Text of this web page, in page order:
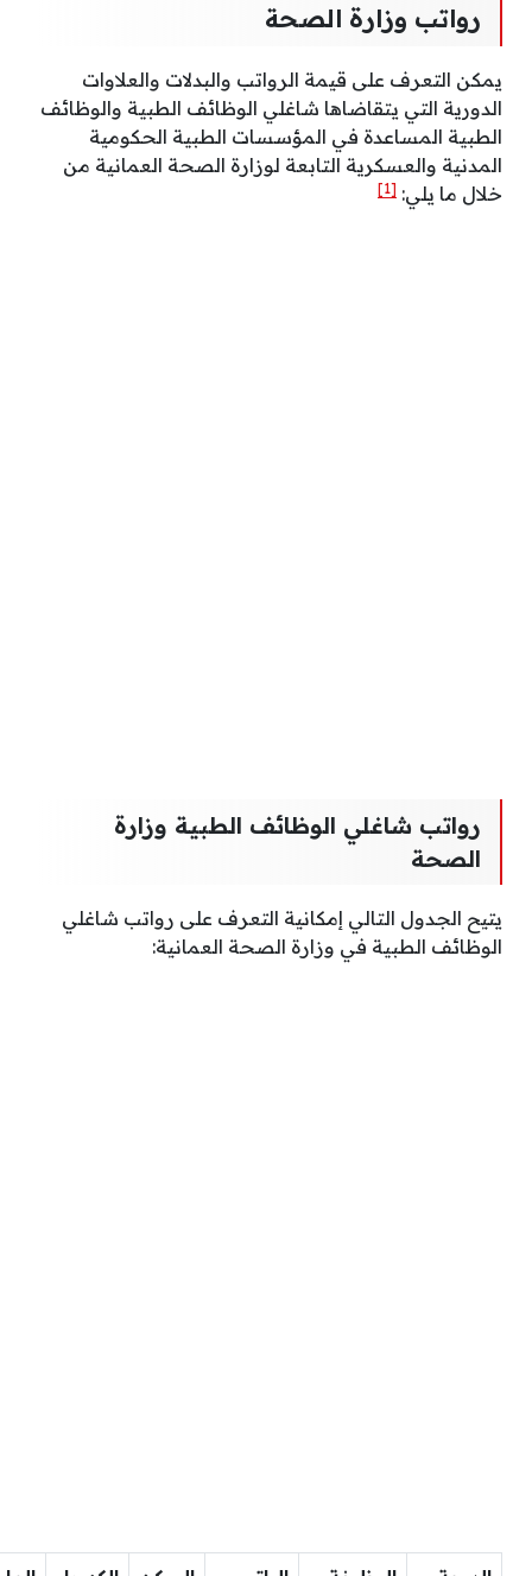
رواتب وزارة الصحة
يمكن التعرف على قيمة الرواتب والبدلات والعلاوات
الدورية التي يتقاضاها شاغلي الوظائف الطبية والوظائف
الطبية المساعدة في المؤسسات الطبية الحكومية
المدنية والعسكرية التابعة لوزارة الصحة العمانية من
خلال ما يلي: [1]
رواتب شاغلي الوظائف الطبية وزارة
الصحة
يتيح الجدول التالي إمكانية التعرف على رواتب شاغلي
الوظائف الطبية في وزارة الصحة العمانية: